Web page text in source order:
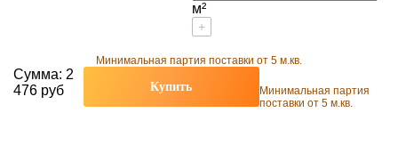
м²
+
Минимальная партия поставки от 5 м.кв.
Сумма: 2
476 руб
Купить
Минимальная партия
поставки от 5 м.кв.